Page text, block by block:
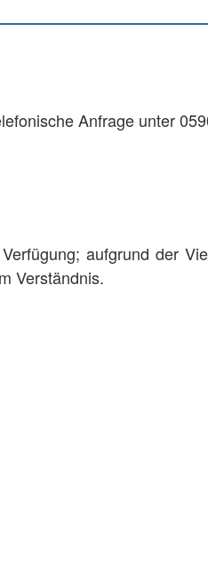
Anfrage unter
aufgrund der
Verständnis.